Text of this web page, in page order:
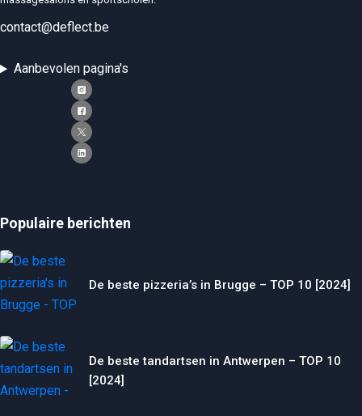
contact@deflect.be
Aanbevolen pagina's
Populaire berichten
De beste pizzeria’s in Brugge – TOP 10 [2024]
De beste tandartsen in Antwerpen – TOP 10
[2024]